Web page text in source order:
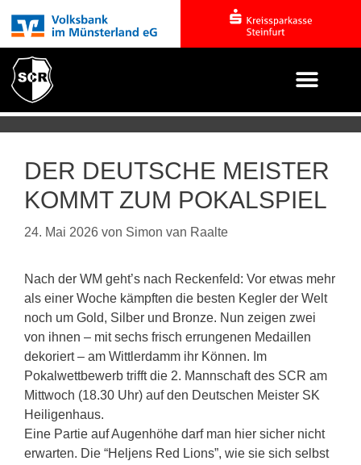
DER DEUTSCHE MEISTER
KOMMT ZUM POKALSPIEL
24. Mai 2026 von Simon van Raalte
Nach der WM geht’s nach Reckenfeld: Vor etwas mehr
als einer Woche kämpften die besten Kegler der Welt
noch um Gold, Silber und Bronze. Nun zeigen zwei
von ihnen – mit sechs frisch errungenen Medaillen
dekoriert – am Wittlerdamm ihr Können. Im
Pokalwettbewerb trifft die 2. Mannschaft des SCR am
Mittwoch (18.30 Uhr) auf den Deutschen Meister SK
Heiligenhaus.
Eine Partie auf Augenhöhe darf man hier sicher nicht
erwarten. Die “Heljens Red Lions”, wie sie sich selbst